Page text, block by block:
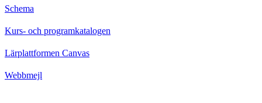
Schema
Kurs- och programkatalogen
Lärplattformen Canvas
Webbmejl